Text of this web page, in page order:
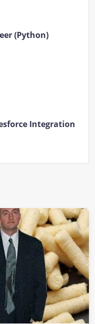
(Python)
Integration